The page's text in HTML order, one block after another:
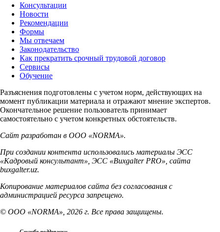
Консультации
Новости
Рекомендации
Формы
Мы отвечаем
Законодательство
Как прекратить срочный трудовой договор
Сервисы
Обучение
Разъяснения подготовлены с учетом норм, действующих на
момент публикации материала и отражают мнение экспертов.
Окончательное решение пользователь принимает
самостоятельно с учетом конкретных обстоятельств.
Сайт разработан в ООО «NORMA».
При создании контента использовались материалы ЭСС
«Кадровый консультант», ЭСС «Buxgalter PRO», сайта
buxgalter.uz.
Копирование материалов сайта без согласования с
администрацией ресурса запрещено.
© ООО «NORMA», 2026 г. Все права защищены.